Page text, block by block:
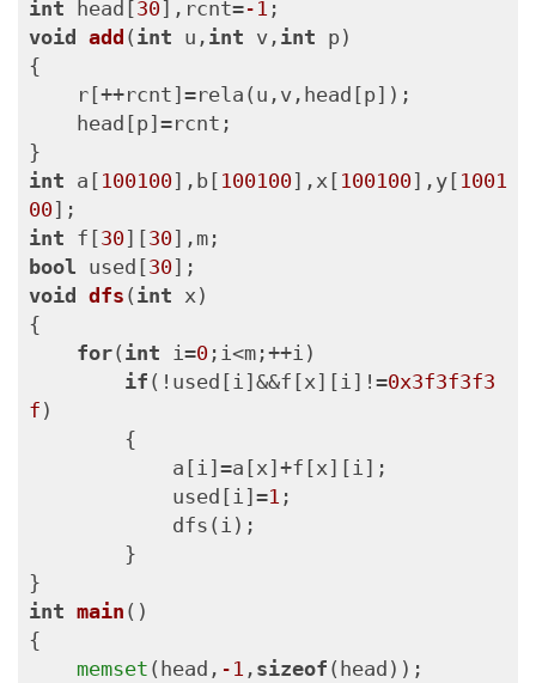
int head[30],rcnt=-1
void
add ( int u, int v, int p)
{
int a[ 100100],b[ 100100],x[ 100100],y[ 1001
00
int f[30][30
bool used[30
void
dfs ( int x)
{
for( int i=0;i<m;++i)
if (!used[i]&&f[x][i]!=0x3f3f3f3
f )
            used[i]=
1 ;
int main ()
{
memset (head, -1 , sizeof (head));